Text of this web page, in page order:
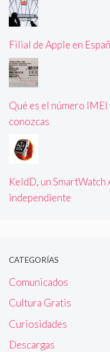
Filial de Apple en
Qué es el número
conozcas
KeldD, un
independiente
CATEGORÍAS
Comunicados
Cultura Gratis
Curiosidades
Descargas